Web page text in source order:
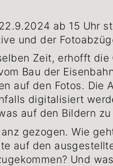
ab 15 Uhr
und der
Zeit, erhofft
Bau der
auf den Fotos.
digitalisiert
auf den Bildern zu
gezogen. Wie
auf den
Und